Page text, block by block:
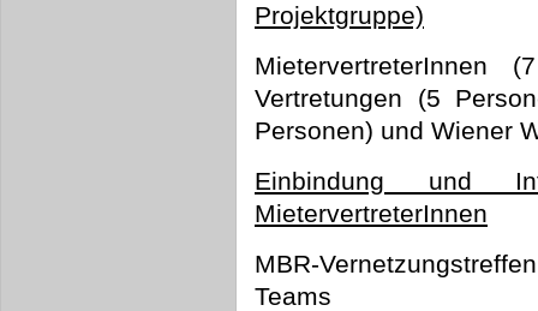
Projektgruppe)
MietervertreterInnen
Vertretungen (5
Personen) und Wiener
Einbindung und
MietervertreterInnen
MBR-
Teams